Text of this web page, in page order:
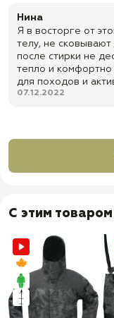
Нина
Я в восторге от
телу, не
после стирки не
тепло и
для походов и
07.12.2022
С этим